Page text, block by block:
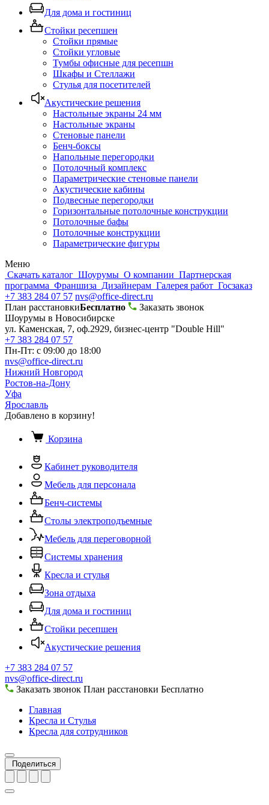
Для дома и гостиниц
Стойки ресепшен
Стойки прямые
Стойки угловые
Тумбы офисные для ресепшн
Шкафы и Стеллажи
Стулья для посетителей
Акустические решения
Настольные экраны 24 мм
Настольные экраны
Стеновые панели
Бенч-боксы
Напольные перегородки
Потолочный комплекс
Параметрические стеновые панели
Акустические кабины
Подвесные перегородки
Горизонтальные потолочные конструкции
Потолочные бафы
Потолочные конструкции
Параметрические фигуры
Меню
Скачать каталог Шоурумы О компании Партнерская
программа Франшиза Дизайнерам Галерея работ Госзаказ
+7 383 284 07 57 nvs@office-direct.ru
План расстановкиБесплатно
Заказать звонок
Шоурумы в Новосибирске
ул. Каменская, 7, оф.2929, бизнес-центр "Double Hill"
+7 383 284 07 57
Пн-Пт: с 09:00 до 18:00
nvs@office-direct.ru
Нижний Новгород
Ростов-на-Дону
Уфа
Ярославль
Добавлено в корзину!
Корзина
Кабинет руководителя
Мебель для персонала
Бенч-системы
Столы электроподъемные
Мебель для переговорной
Системы хранения
Кресла и стулья
Зона отдыха
Для дома и гостиниц
Стойки ресепшен
Акустические решения
+7 383 284 07 57
nvs@office-direct.ru
Заказать звонок План расстановки Бесплатно
Главная
Кресла и Стулья
Кресла для сотрудников
Поделиться